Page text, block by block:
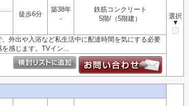
選択
▼
徒歩6分
築38年
-
鉄筋コンクリート
5階/（5階建）
外出や入浴など私生活中に配達時間を気にする必要
感じます。TVイン...